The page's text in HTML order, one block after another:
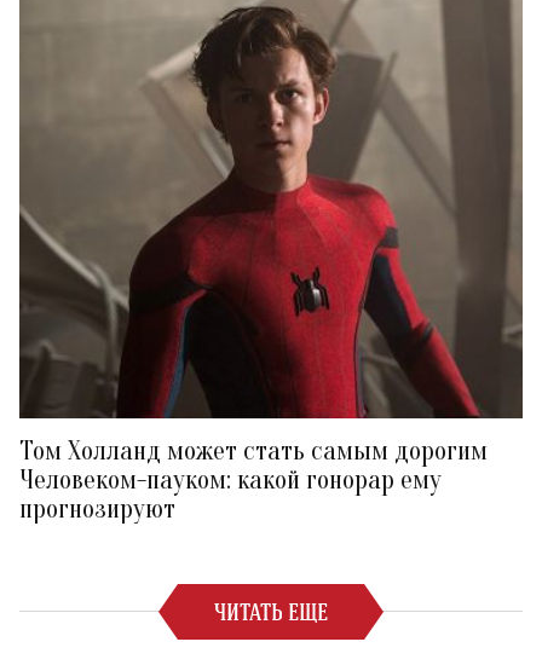
Том Холланд может стать самым дорогим
Человеком-пауком: какой гонорар ему
прогнозируют
ЧИТАТЬ ЕЩЕ